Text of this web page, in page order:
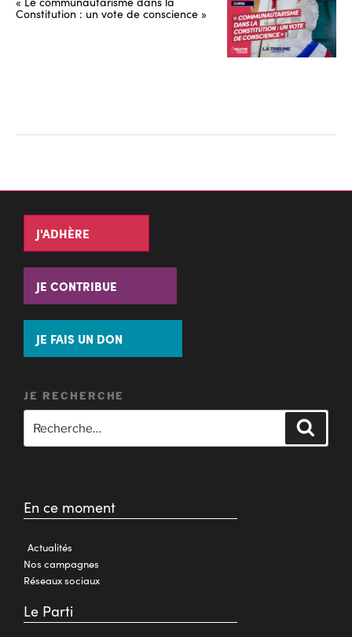
Constitution : un vote de conscience »
J'ADHÈRE
JE CONTRIBUE
JE FAIS UN DON
JE RECHERCHE
En ce moment
Actualités
Nos campagnes
Réseaux sociaux
Le Parti